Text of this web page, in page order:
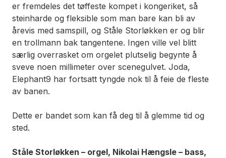
er fremdeles det tøffeste kompet i kongeriket, så
steinharde og fleksible som man bare kan bli av
årevis med samspill, og Ståle Storløkken er og blir
en trollmann bak tangentene. Ingen ville vel blitt
særlig overrasket om orgelet plutselig begynte å
sveve noen millimeter over scenegulvet. Joda,
Elephant9 har fortsatt tyngde nok til å feie de fleste
av banen.
Dette er bandet som kan få deg til å glemme tid og
sted.
Ståle Storløkken – orgel, Nikolai Hængsle – bass,